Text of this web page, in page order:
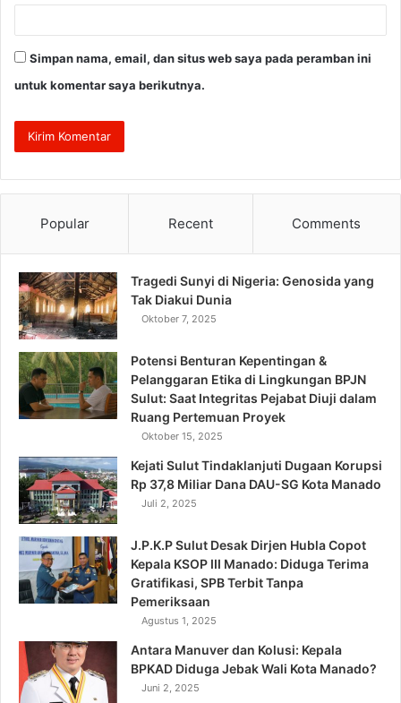
Simpan nama, email, dan situs web saya pada peramban ini
untuk komentar saya berikutnya.
Popular Recent Comments
Tragedi Sunyi di Nigeria: Genosida yang
Tak Diakui Dunia
Oktober 7, 2025
Potensi Benturan Kepentingan &
Pelanggaran Etika di Lingkungan BPJN
Sulut: Saat Integritas Pejabat Diuji dalam
Ruang Pertemuan Proyek
Oktober 15, 2025
Kejati Sulut Tindaklanjuti Dugaan Korupsi
Rp 37,8 Miliar Dana DAU-SG Kota Manado
Juli 2, 2025
J.P.K.P Sulut Desak Dirjen Hubla Copot
Kepala KSOP III Manado: Diduga Terima
Gratifikasi, SPB Terbit Tanpa
Pemeriksaan
Agustus 1, 2025
Antara Manuver dan Kolusi: Kepala
BPKAD Diduga Jebak Wali Kota Manado?
Juni 2, 2025